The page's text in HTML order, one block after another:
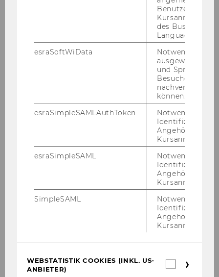
Kick-off Event: Jahrgang 2024
Am 17. Ok­to­ber 2024 war es end­lich so­weit –
ge­mein­sam mit Sig­rid Maxl-​Studler fand die
Kick-​off-Veranstaltung für den neuen ExInt-​
Jahrgang 2024 statt, und es war ein vol­ler Er­
19. Juni 2024
Benutzers im
des Business
Language
esraSoftWiData
Notwendig um
ausgewählte
und
Besuchers
nachverfolgen
können.
esraSimpleSAMLAuthToken
Notwendig zur
Identifizierung
Angehörige/r für
Kursanmeldung.
esraSimpleSAML
Notwendig zur
Identifizierung
Angehörige/r für
Kursanmeldung.
SimpleSAML
Notwendig zur
Identifizierung
Angehörige/r für
Kursanmeldung.
WEBSTATISTIK COOKIES (INKL. US-
ANBIETER)